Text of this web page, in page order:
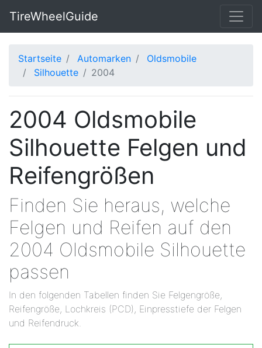
TireWheelGuide
Startseite Automarken
Oldsmobile
Silhouette
2004
2004 Oldsmobile
Silhouette Felgen und
Reifengrößen
Finden Sie heraus, welche
Felgen und Reifen auf den
2004 Oldsmobile Silhouette
passen
In den folgenden Tabellen finden Sie Felgengröße,
Reifengröße, Lochkreis (PCD), Einpresstiefe der Felgen
und Reifendruck.